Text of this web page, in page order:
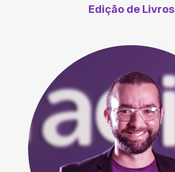
Edição de Livros